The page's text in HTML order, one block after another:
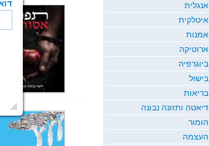
אנגלית
איטלקית
אמנות
ארוטיקה
ביוגרפיה
בישול
בריאות
דיאטה ותזונה נבונה
הומור
העצמה